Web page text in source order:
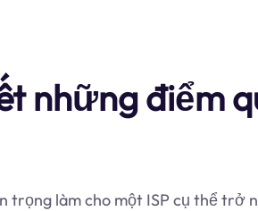
những điểm
trọng làm cho một ISP cụ thể trở